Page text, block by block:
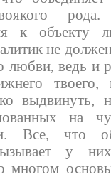
рода.
к объекту
не
любви, ведь и
твоего,
выдвинуть,
на
Все, что
у